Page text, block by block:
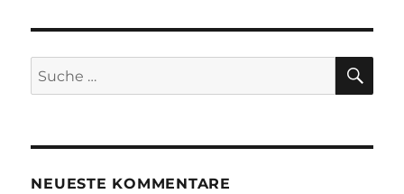
Suche
nach:
NEUESTE KOMMENTARE